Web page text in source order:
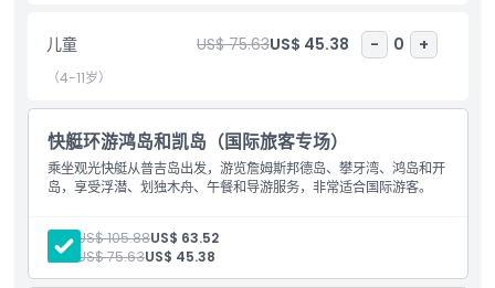
此全天游综合了冒险、放松与自然美景。从探洞、红树林独木舟到浮
潜，每一刻都充满激动与难忘的景象。是自然爱好者、冒险者及渴望
探索泰国标志性岛屿游客的完美体验。
亮点
儿童成人政策
儿童 US$ 75.63US$ 45.38 - 0 +
（4-11岁）
快艇环游鸿岛和凯岛（国际旅客专场）
乘坐观光快艇从普吉岛出发，游览詹姆斯邦德岛、攀牙湾、鸿岛和开
岛，享受浮潜、划独木舟、午餐和导游服务，非常适合国际游客。
成人: US$ 105.88US$ 63.52
儿童:
US$ 75.63US$ 45.38